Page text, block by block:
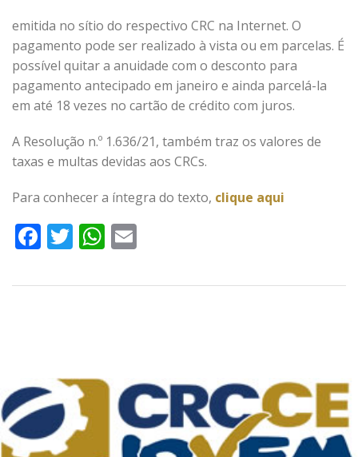
emitida no sítio do respectivo CRC na Internet. O
pagamento pode ser realizado à vista ou em parcelas. É
possível quitar a anuidade com o desconto para
pagamento antecipado em janeiro e ainda parcelá-la
em até 18 vezes no cartão de crédito com juros.
A Resolução n.º 1.636/21, também traz os valores de
taxas e multas devidas aos CRCs.
Para conhecer a íntegra do texto, clique aqui
Facebook
TwitterWhatsApp